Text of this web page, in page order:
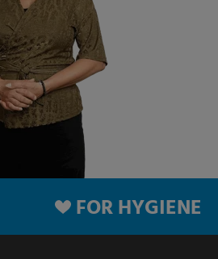
FOR HYGIENE